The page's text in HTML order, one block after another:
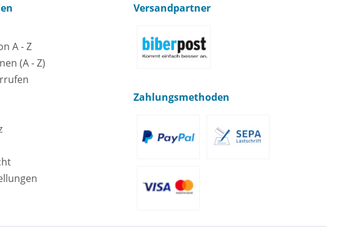
A - Z
(A - Z)
Versandpartner
Zahlungsmethoden